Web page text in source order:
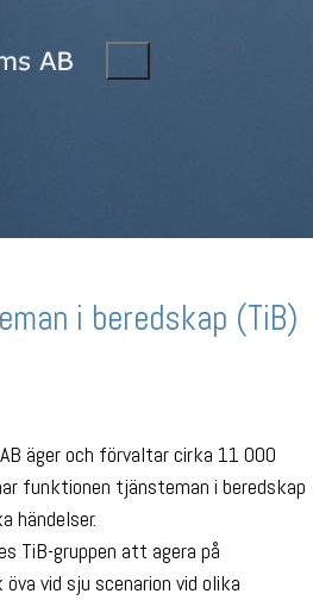
i beredskap (TiB)
äger och förvaltar cirka 11 000
funktionen tjänsteman i beredskap
händelser.
TiB-gruppen att agera på
vid sju scenarion vid olika